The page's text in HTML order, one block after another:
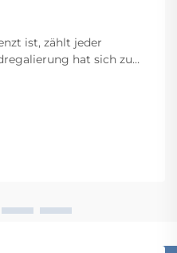
ist, zählt jeder
hat sich zu
auf Stauraum